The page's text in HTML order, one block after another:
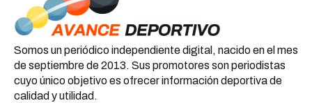
Somos un periódico independiente digital, nacido en el mes
de septiembre de 2013. Sus promotores son periodistas
cuyo único objetivo es ofrecer información deportiva de
calidad y utilidad.